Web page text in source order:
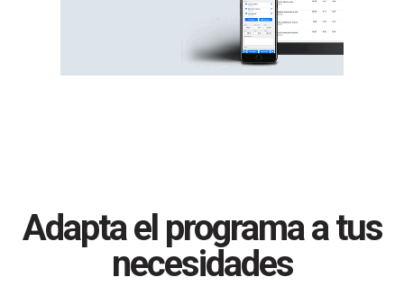
Adapta el programa a tus
necesidades